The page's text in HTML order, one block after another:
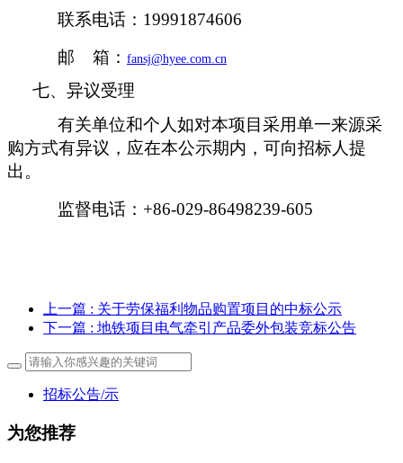
联系电话： 19991874606
邮
箱： fansj@hyee.com.cn
七、异议受理
有关单位和个人如对本项目采用单一来源采
购方式有异议，应在本公示期内，可向招标人提
出。
监督电话： +86-029-86498239-605
上一篇 : 关于劳保福利物品购置项目的中标公示
下一篇 : 地铁项目电气牵引产品委外包装竞标公告
招标公告/示
为您推荐